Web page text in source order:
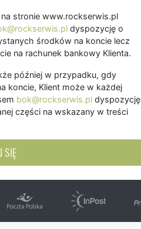
stronie www.rockserwis.pl
dyspozycję o
środków na koncie lecz
na rachunek bankowy Klienta.
później w przypadku, gdy
koncie, Klient może w każdej
bok@rockserwis.pl dyspozycję
części na wskazany w treści
SIĘ